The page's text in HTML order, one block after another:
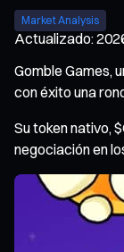
Market Analysis
Actualizado:
Gomble Games,
con éxito una
Su token nativo,
negociación en